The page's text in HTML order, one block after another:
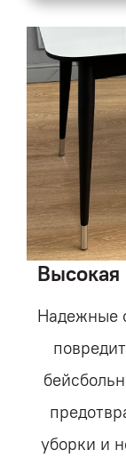
Высокая
Надежные
уборки и